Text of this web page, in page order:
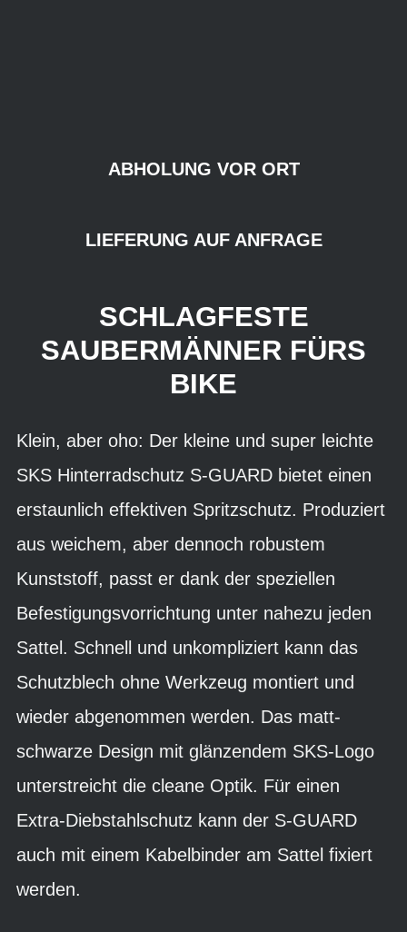
ABHOLUNG VOR ORT
LIEFERUNG AUF ANFRAGE
SCHLAGFESTE
SAUBERMÄNNER FÜRS
BIKE
Klein, aber oho: Der kleine und super leichte
SKS Hinterradschutz S-GUARD bietet einen
erstaunlich effektiven Spritzschutz. Produziert
aus weichem, aber dennoch robustem
Kunststoff, passt er dank der speziellen
Befestigungsvorrichtung unter nahezu jeden
Sattel. Schnell und unkompliziert kann das
Schutzblech ohne Werkzeug montiert und
wieder abgenommen werden. Das matt-
schwarze Design mit glänzendem SKS-Logo
unterstreicht die cleane Optik. Für einen
Extra-Diebstahlschutz kann der S-GUARD
auch mit einem Kabelbinder am Sattel fixiert
werden.